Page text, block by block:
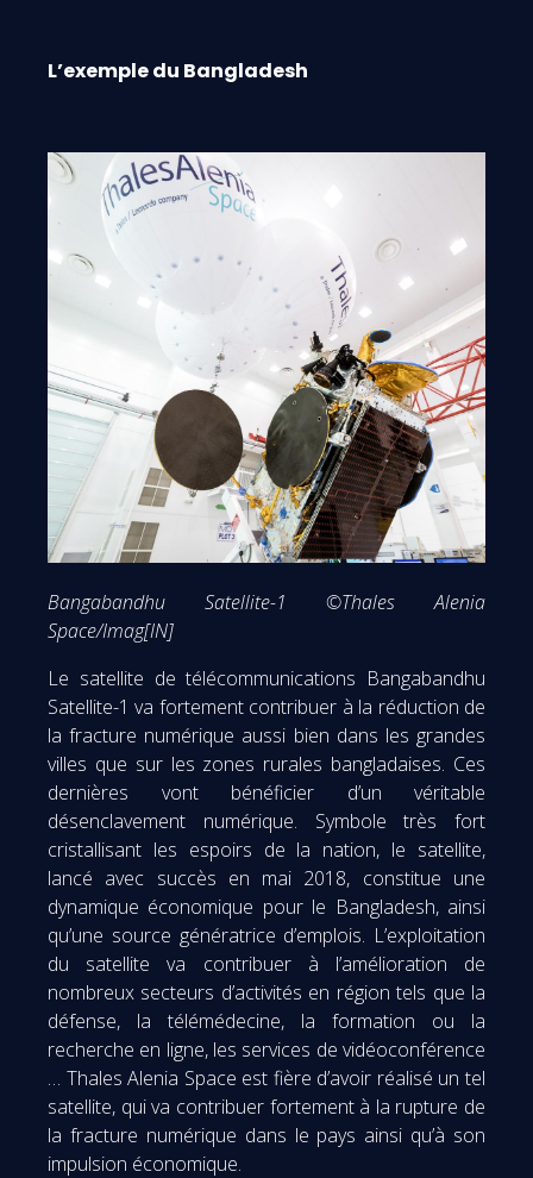
L’exemple du Bangladesh
Bangabandhu Satellite-1 ©Thales Alenia
Space/Imag[IN]
Le satellite de télécommunications Bangabandhu
Satellite-1 va fortement contribuer à la réduction de
la fracture numérique aussi bien dans les grandes
villes que sur les zones rurales bangladaises. Ces
dernières vont bénéficier d’un véritable
désenclavement numérique. Symbole très fort
cristallisant les espoirs de la nation, le satellite,
lancé avec succès en mai 2018, constitue une
dynamique économique pour le Bangladesh, ainsi
qu’une source génératrice d’emplois. L’exploitation
du satellite va contribuer à l’amélioration de
nombreux secteurs d’activités en région tels que la
défense, la télémédecine, la formation ou la
recherche en ligne, les services de vidéoconférence
… Thales Alenia Space est fière d’avoir réalisé un tel
satellite, qui va contribuer fortement à la rupture de
la fracture numérique dans le pays ainsi qu’à son
impulsion économique.